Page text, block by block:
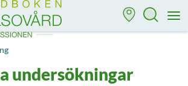
i barnhälsovård
undersökningar